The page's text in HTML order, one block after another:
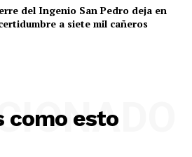
del Ingenio San Pedro deja en
a siete mil cañeros
como esto